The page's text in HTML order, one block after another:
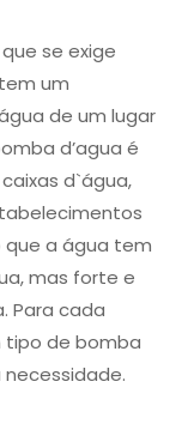
se exige
um
de um lugar
d’agua é
d`água,
que a água tem
mas forte e
Para cada
tipo de bomba